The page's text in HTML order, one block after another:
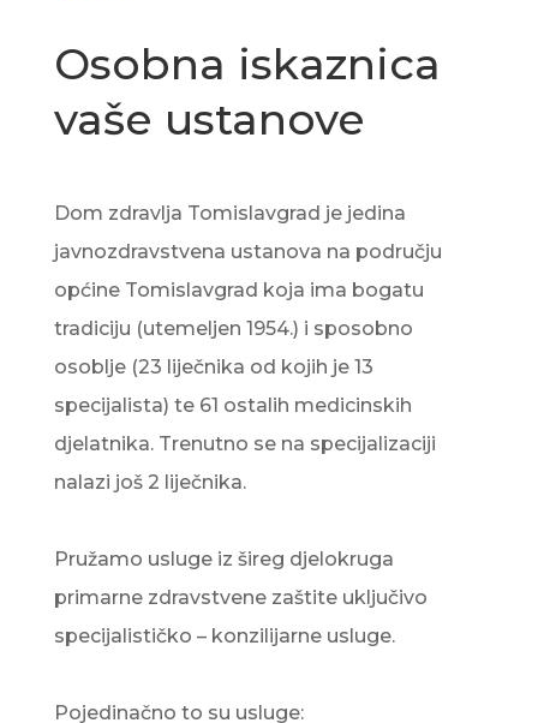
Osobna iskaznica
vaše ustanove
Dom zdravlja Tomislavgrad je jedina
javnozdravstvena ustanova na području
općine Tomislavgrad koja ima bogatu
tradiciju (utemeljen 1954.) i sposobno
osoblje (23 liječnika od kojih je 13
specijalista) te 61 ostalih medicinskih
djelatnika. Trenutno se na specijalizaciji
nalazi još 2 liječnika.
Pružamo usluge iz šireg djelokruga
primarne zdravstvene zaštite uključivo
specijalističko – konzilijarne usluge.
Pojedinačno to su usluge: